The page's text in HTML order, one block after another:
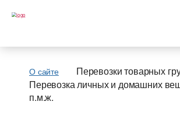
Меню
О сайте
Перевозки товарных
Перевозка личных и домашних
п.м.ж.